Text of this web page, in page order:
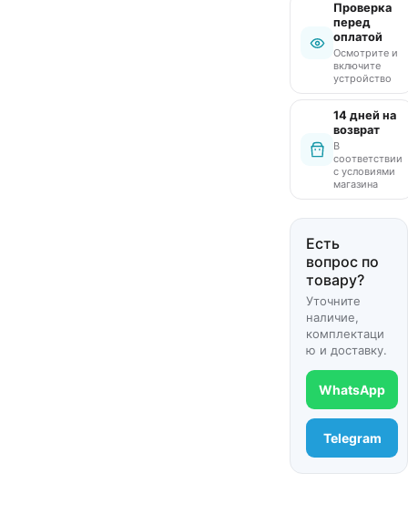
Проверка
перед
оплатой
Осмотрите и
включите
устройство
14 дней на
возврат
В
соответствии
с условиями
магазина
Есть
вопрос по
товару?
Уточните
наличие,
комплектаци
ю и доставку.
WhatsApp
Telegram